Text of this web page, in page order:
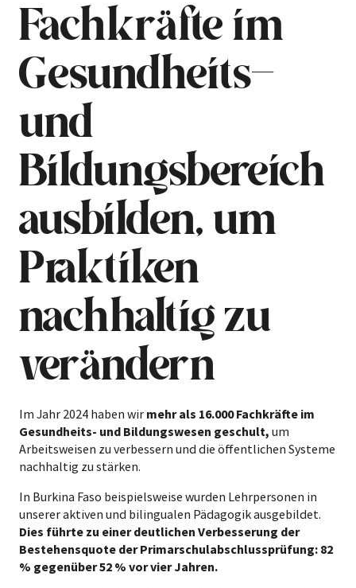
Fachkräfte im
Gesundheits-
und
Bildungsbereich
ausbilden, um
Praktiken
nachhaltig zu
verändern
Im Jahr 2024 haben wir mehr als 16.000 Fachkräfte im
Gesundheits- und Bildungswesen geschult, um
Arbeitsweisen zu verbessern und die öffentlichen Systeme
nachhaltig zu stärken.
In Burkina Faso beispielsweise wurden Lehrpersonen in
unserer aktiven und bilingualen Pädagogik ausgebildet.
Dies führte zu einer deutlichen Verbesserung der
Bestehensquote der Primarschulabschlussprüfung: 82
% gegenüber 52 % vor vier Jahren.